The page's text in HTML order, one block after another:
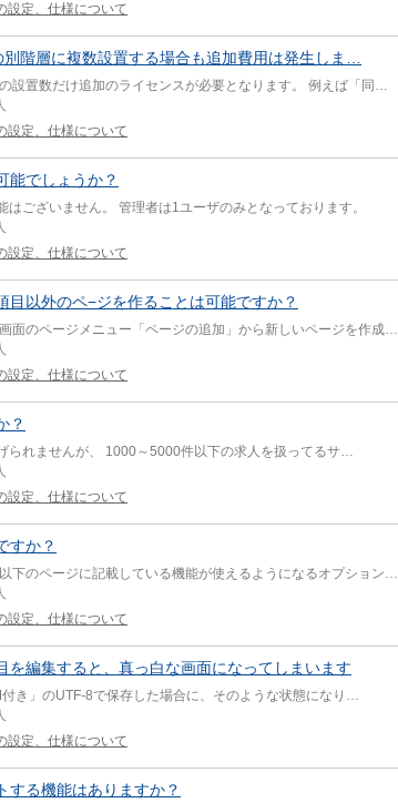
設定、仕様について
階層に複数設置する場合も追加費用は発生しま…
設置数だけ追加のライセンスが必要となります。 例えば「同…
設定、仕様について
能でしょうか？
ございません。 管理者は1ユーザのみとなっております。
設定、仕様について
以外のペ−ジを作ることは可能ですか？
面のページメニュー「ページの追加」から新しいページを作成…
設定、仕様について
？
られませんが、 1000～5000件以下の求人を扱ってるサ…
設定、仕様について
すか？
下のページに記載している機能が使えるようになるオプション…
設定、仕様について
を編集すると、真っ白な画面になってしまいます
き」のUTF-8で保存した場合に、そのような状態になり…
設定、仕様について
する機能はありますか？